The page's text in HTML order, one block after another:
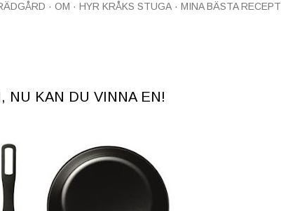
OM HYR KRÅKS STUGA MINA BÄSTA RECEPT
NU KAN DU VINNA EN!